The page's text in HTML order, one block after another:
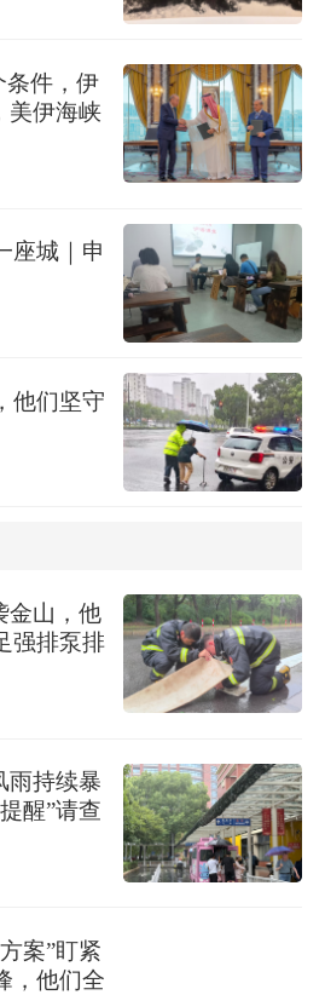
条件，伊
美伊海峡
座城｜申
他们坚守
金山，他
强排泵排
雨持续暴
醒”请查
案”盯紧
他们全